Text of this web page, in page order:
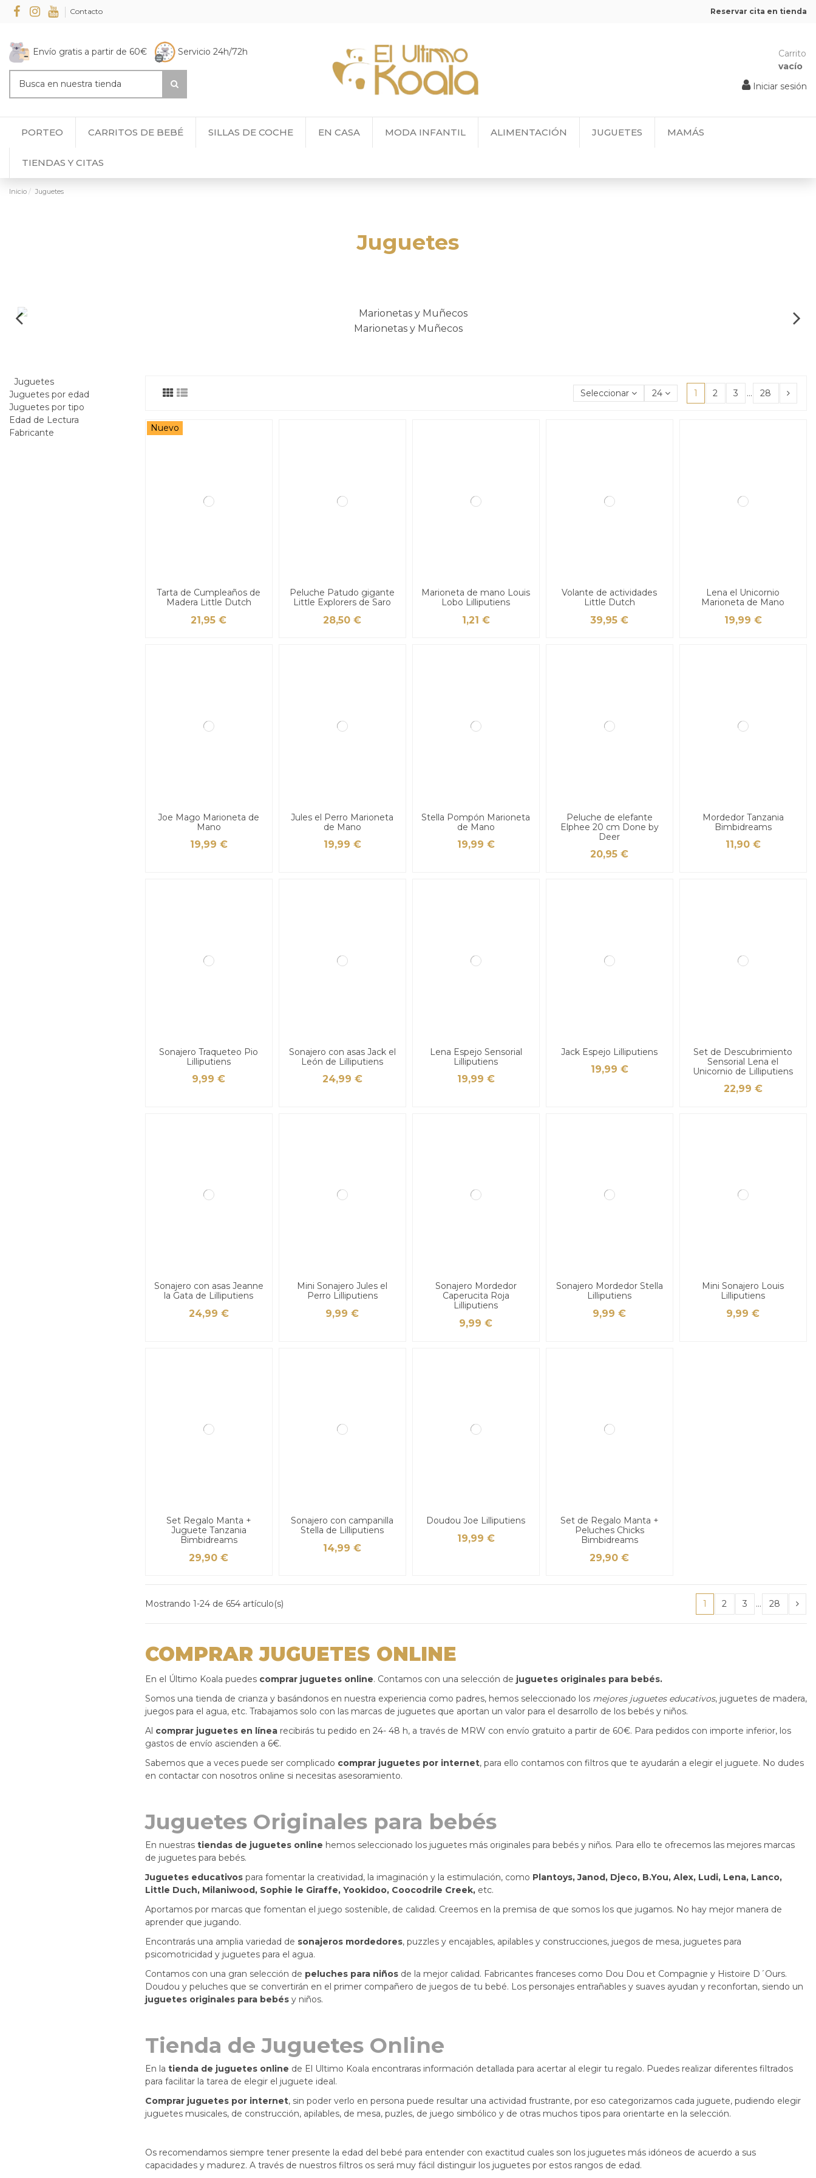
Contacto Reservar cita en tienda
Envío gratis a partir de 60€ Servicio 24h/72h
Carrito
vacío
Iniciar sesión
PORTEO CARRITOS DE BEBÉ SILLAS DE COCHE EN CASA MODA INFANTIL ALIMENTACIÓN JUGUETES MAMÁS
TIENDAS Y CITAS
Inicio Juguetes
Juguetes
Marionetas y Muñecos
Seleccionar 24 1 2 3 … 28
Nuevo
Tarta de Cumpleaños de
Madera Little Dutch
21,95 €
Peluche Patudo gigante
Little Explorers de Saro
28,50 €
Marioneta de mano Louis
Lobo Lilliputiens
1,21 €
Volante de actividades
Little Dutch
39,95 €
Lena el Unicornio
Marioneta de Mano
19,99 €
Joe Mago Marioneta de
Mano
19,99 €
Jules el Perro Marioneta
de Mano
19,99 €
Stella Pompón Marioneta
de Mano
19,99 €
Peluche de elefante
Elphee 20 cm Done by
Deer
20,95 €
Mordedor Tanzania
Bimbidreams
11,90 €
Sonajero Traqueteo Pio
Lilliputiens
9,99 €
Sonajero con asas Jack el
León de Lilliputiens
24,99 €
Lena Espejo Sensorial
Lilliputiens
19,99 €
Jack Espejo Lilliputiens
19,99 €
Set de Descubrimiento
Sensorial Lena el
Unicornio de Lilliputiens
22,99 €
Sonajero con asas Jeanne
la Gata de Lilliputiens
24,99 €
Mini Sonajero Jules el
Perro Lilliputiens
9,99 €
Sonajero Mordedor
Caperucita Roja
Lilliputiens
9,99 €
Sonajero Mordedor Stella
Lilliputiens
9,99 €
Mini Sonajero Louis
Lilliputiens
9,99 €
Set Regalo Manta +
Juguete Tanzania
Bimbidreams
29,90 €
Sonajero con campanilla
Stella de Lilliputiens
14,99 €
Doudou Joe Lilliputiens
19,99 €
Set de Regalo Manta +
Peluches Chicks
Bimbidreams
29,90 €
Mostrando 1-24 de 654 artículo(s) 1 2 3 … 28
COMPRAR JUGUETES ONLINE
En el Último Koala puedes comprar juguetes online. Contamos con una selección de juguetes originales para bebés.
Somos una tienda de crianza y basándonos en nuestra experiencia como padres, hemos seleccionado los mejores juguetes educativos, juguetes de madera,
juegos para el agua, etc. Trabajamos solo con las marcas de juguetes que aportan un valor para el desarrollo de los bebés y niños.
Al comprar juguetes en línea recibirás tu pedido en 24- 48 h, a través de MRW con envío gratuito a partir de 60€. Para pedidos con importe inferior, los
gastos de envío ascienden a 6€.
Sabemos que a veces puede ser complicado comprar juguetes por internet, para ello contamos con filtros que te ayudarán a elegir el juguete. No dudes
en contactar con nosotros online si necesitas asesoramiento.
Juguetes Originales para bebés
En nuestras tiendas de juguetes online hemos seleccionado los juguetes más originales para bebés y niños. Para ello te ofrecemos las mejores marcas
de juguetes para bebés.
Juguetes educativos para fomentar la creatividad, la imaginación y la estimulación, como Plantoys, Janod, Djeco, B.You, Alex, Ludi, Lena, Lanco,
Little Duch, Milaniwood, Sophie le Giraffe, Yookidoo, Coocodrile Creek, etc.
Aportamos por marcas que fomentan el juego sostenible, de calidad. Creemos en la premisa de que somos los que jugamos. No hay mejor manera de
aprender que jugando.
Encontrarás una amplia variedad de sonajeros mordedores, puzzles y encajables, apilables y construcciones, juegos de mesa, juguetes para
psicomotricidad y juguetes para el agua.
Contamos con una gran selección de peluches para niños de la mejor calidad. Fabricantes franceses como Dou Dou et Compagnie y Histoire D´Ours.
Doudou y peluches que se convertirán en el primer compañero de juegos de tu bebé. Los personajes entrañables y suaves ayudan y reconfortan, siendo un
juguetes originales para bebés y niños.
Tienda de Juguetes Online
En la tienda de juguetes online de El Ultimo Koala encontraras información detallada para acertar al elegir tu regalo. Puedes realizar diferentes filtrados
para facilitar la tarea de elegir el juguete ideal.
Comprar juguetes por internet, sin poder verlo en persona puede resultar una actividad frustrante, por eso categorizamos cada juguete, pudiendo elegir
juguetes musicales, de construcción, apilables, de mesa, puzles, de juego simbólico y de otras muchos tipos para orientarte en la selección.
Os recomendamos siempre tener presente la edad del bebé para entender con exactitud cuales son los juguetes más idóneos de acuerdo a sus
capacidades y madurez. A través de nuestros filtros os será muy fácil distinguir los juguetes por estos rangos de edad.
Juguetes
Juguetes por edad
Juguetes por tipo
Edad de Lectura
Fabricante